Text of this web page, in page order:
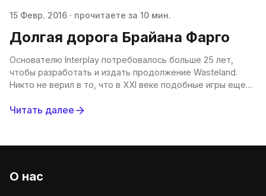
15 Февр. 2016 · прочитаете за 10 мин.
Долгая дорога Брайана Фарго
Основателю Interplay потребовалось больше 25 лет,
чтобы разработать и издать продолжение Wasteland.
Никто не верил в то, что в XXI веке подобные игры еще
Читать далее
О нас